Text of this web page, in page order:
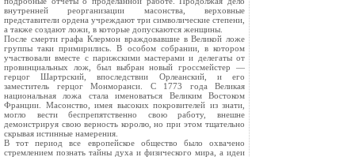
внутренней реорганизации масонства, верховные
представители ордена учреждают три символические степени,
а также создают ложи, в которые допускаются женщины.
После смерти графа Клермон враждовавшие в Великой ложе
группы таки примирились. В особом собрании, в котором
участвовали вместе с парижскими мастерами и делегаты от
провинциальных лож, был выбран новый гроссмейстер —
герцог Шартрский, впоследствии Орлеанский, и его
заместитель герцог Монморанси. С 1773 года Великая
национальная ложа стала именоваться Великим Востоком
Франции. Масонство, имея высоких покровителей из знати,
могло вести беспрепятственно свою работу, внешне
демонстрируя свою верность королю, но при этом тщательно
скрывая истинные намерения.
В тот период все европейское общество было охвачено
стремлением познать тайны духа и физического мира, а идеи